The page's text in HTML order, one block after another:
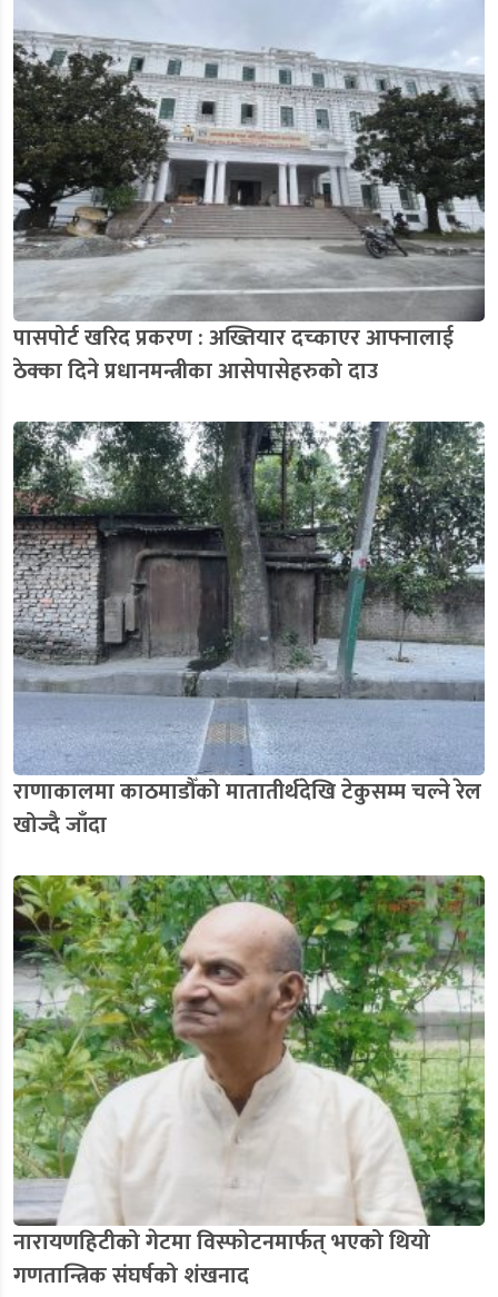
पासपोर्ट खरिद प्रकरण : अख्तियार दच्काएर आफ्नालाई
ठेक्का दिने प्रधानमन्त्रीका आसेपासेहरुको दाउ
राणाकालमा काठमाडौँको मातातीर्थदेखि टेकुसम्म चल्ने रेल
खोज्दै जाँदा
नारायणहिटीको गेटमा विस्फोटनमार्फत् भएको थियो
गणतान्त्रिक संघर्षको शंखनाद